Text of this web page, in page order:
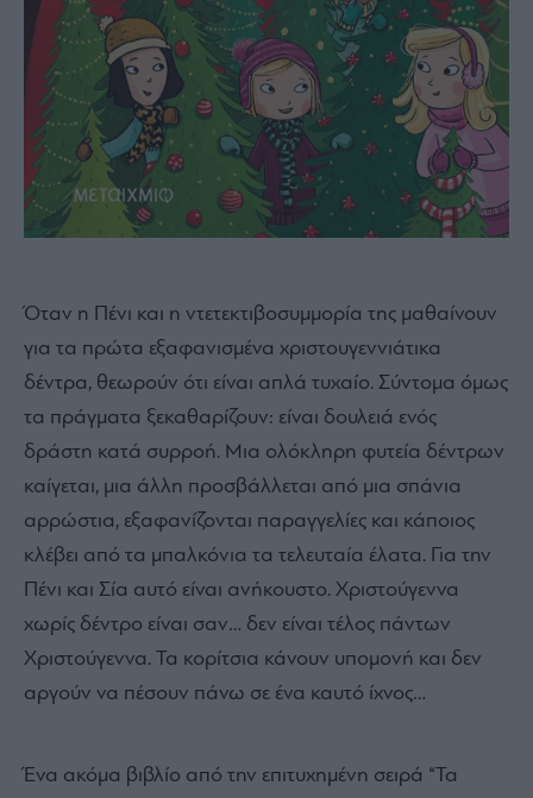
Όταν η Πένι και η ντετεκτιβοσυμμορία της μαθαίνουν
για τα πρώτα εξαφανισμένα χριστουγεννιάτικα
δέντρα, θεωρούν ότι είναι απλά τυχαίο. Σύντομα όμως
τα πράγματα ξεκαθαρίζουν: είναι δουλειά ενός
δράστη κατά συρροή. Μια ολόκληρη φυτεία δέντρων
καίγεται, μια άλλη προσβάλλεται από μια σπάνια
αρρώστια, εξαφανίζονται παραγγελίες και κάποιος
κλέβει από τα μπαλκόνια τα τελευταία έλατα. Για την
Πένι και Σία αυτό είναι ανήκουστο. Χριστούγεννα
χωρίς δέντρο είναι σαν… δεν είναι τέλος πάντων
Χριστούγεννα. Τα κορίτσια κάνουν υπομονή και δεν
αργούν να πέσουν πάνω σε ένα καυτό ίχνος…
Ένα ακόμα βιβλίο από την επιτυχημένη σειρά “Τα